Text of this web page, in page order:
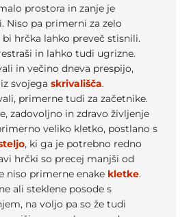
prostora in zanje je
Niso pa primerni za zelo
hrčka lahko preveč stisnili.
in lahko tudi ugrizne.
in večino dneva prespijo,
svojegaskrivališča.
primerne tudi za začetnike.
zadovoljno in zdravo življenje
veliko kletko, postlano s
, ki ga je potrebno redno
hrčki so precej manjši od
niso primerne enake kletke.
ali steklene posode s
na voljo pa so že tudi